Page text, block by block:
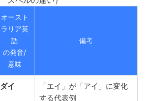
オースト
ラリア英
語
の発音/
意味
備考
ダイ
「エイ」が「アイ」に変化
する代表例